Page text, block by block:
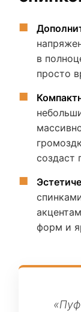
в
просто
создаст
форм и